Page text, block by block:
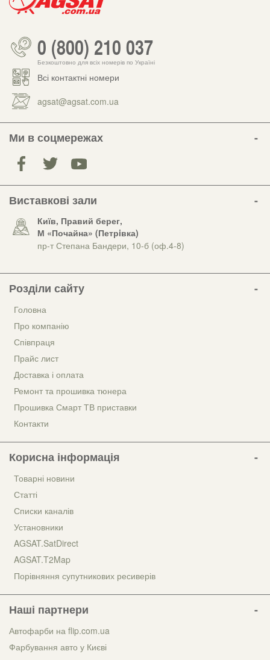
0 (800) 210 037
Безкоштовно для всіх номерів по Україні
Всі контактні номери
agsat@agsat.com.ua
Ми в соцмережах
Виставкові зали
Київ, Правий берег,
М «Почайна» (Петрiвка)
пр-т Степана Бандери, 10-б (оф.4-8)
Розділи сайту
Головна
Про компанію
Співпраця
Прайс лист
Доставка і оплата
Ремонт та прошивка тюнера
Прошивка Смарт ТВ приставки
Контакти
Корисна інформація
Товарні новини
Статті
Списки каналів
Установники
AGSAT.SatDirect
AGSAT.T2Map
Порівняння супутникових ресиверів
Наші партнери
Автофарби на flip.com.ua
Фарбування авто у Києві